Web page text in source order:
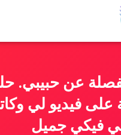
عن حبيبي.
على فيديو لي
فيكي جميل